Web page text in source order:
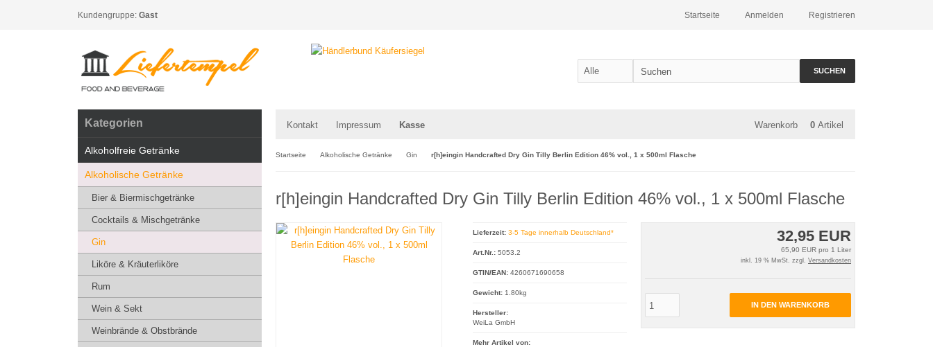
Kundengruppe: Gast Registrieren
Anmelden
Startseite
SUCHEN
Kontakt Impressum Kasse Warenkorb 0 Artikel
Startseite Alkoholische Getränke Gin r[h]eingin Handcrafted Dry Gin Tilly Berlin Edition 46% vol., 1 x 500ml Flasche
r[h]eingin Handcrafted Dry Gin Tilly Berlin Edition 46% vol., 1 x 500ml Flasche
32,95 EUR
65,90 EUR pro 1 Liter
inkl. 19 % MwSt. zzgl. Versandkosten
IN DEN WARENKORB
Lieferzeit: 3-5 Tage innerhalb Deutschland*
Art.Nr.: 5053.2
GTIN/EAN: 4260671690658
Gewicht:1.80kg
Hersteller:
WeiLa GmbH
Mehr Artikel von:
Kategorien
Alkoholfreie Getränke
Alkoholische Getränke
Bier & Biermischgetränke
Cocktails & Mischgetränke
Gin
Liköre & Kräuterliköre
Rum
Wein & Sekt
Weinbrände & Obstbrände